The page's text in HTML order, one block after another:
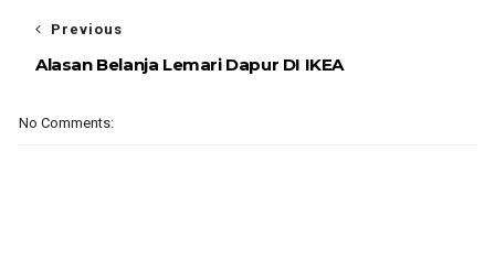
Previous
Alasan Belanja Lemari Dapur DI IKEA
No Comments: